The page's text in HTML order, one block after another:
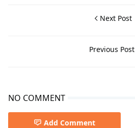
Next Post
Previous Post
NO COMMENT
Add Comment